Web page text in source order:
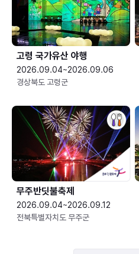
고령 국가유산 야행
2026.09.04~2026.09.06
경상북도 고령군
무주반딧불축제
2026.09.04~2026.09.12
전북특별자치도 무주군